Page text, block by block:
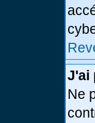
J'ai
Ne